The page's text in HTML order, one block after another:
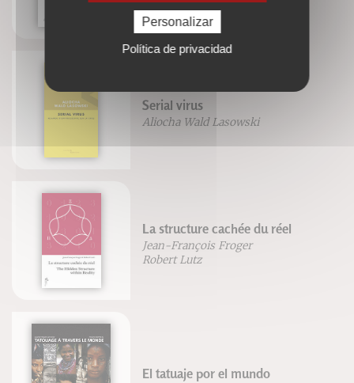
Serial virus
Aliocha Wald Lasowski
La structure cachée du réel
Jean-François Froger
Robert Lutz
El tatuaje por el mundo
Personalizar
Política de privacidad